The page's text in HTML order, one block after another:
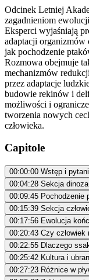
Odcinek Letniej
zagadnieniom
Eksperci wyjaśniają
adaptacji organizmów
jak pochodzenie
Rozmowa obejmuje
mechanizmów
przez adaptacje
budowie rekinów i
możliwości i
tworzenia nowych
człowieka.
Capitole
00:00:00 Wstęp i
00:04:28 Sekcja
00:09:45 Pochodzenie
00:15:39 Sekcja
00:17:56 Ewolucja
00:20:43 Czy człowiek
00:22:55 Dlaczego
00:25:42 Kultura i
00:27:23 Różnice w